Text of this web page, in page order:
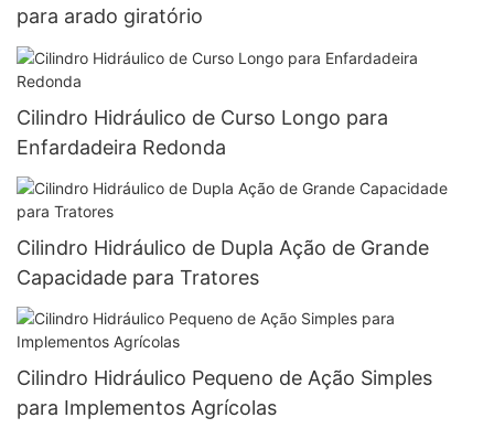
para arado giratório
Cilindro Hidráulico de Curso Longo para
Enfardadeira Redonda
Cilindro Hidráulico de Dupla Ação de Grande
Capacidade para Tratores
Cilindro Hidráulico Pequeno de Ação Simples
para Implementos Agrícolas